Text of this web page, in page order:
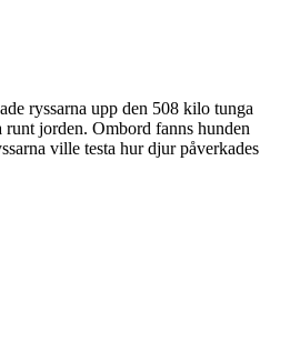
ryssarna upp den 508 kilo tunga
jorden. Ombord fanns hunden
ville testa hur djur påverkades